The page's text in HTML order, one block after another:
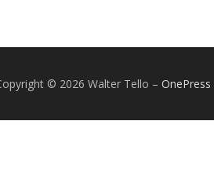
© 2026 Walter Tello – OnePress